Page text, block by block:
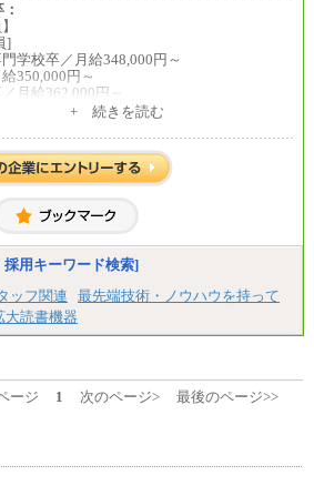
]
学校卒／月給348,000円～
350,000円～
月給362,000円～
]月給295,000円～
]月給348,000円～
]月給295,000円～
員】月給200,000円～
+ 続きを読む
用キーワード検索]
ッフ関連
最先端技術・ノウハウを持って
大読書機器
ージ 1 次のページ> 最後のページ>>